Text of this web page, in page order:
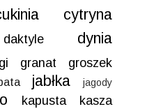
cytryna
daktyle dynia
granat
groszek
jabłka jagody
kapusta kasza